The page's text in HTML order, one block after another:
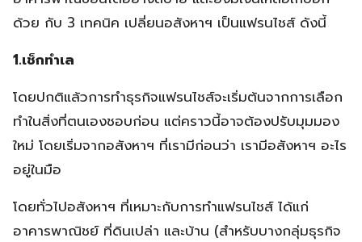
ด้วย กับ 3 เทคนิค เปลี่ยนอสังหาฯ เป็นแฟรนไชส์ ดังนี้
1.เช็กทำเล
โดยปกติแล้วการทำธุรกิจแฟรนไชส์จะเริ่มต้นจากการเลือก
ทำในสิ่งที่ตนเองชอบก่อน แต่คราวนี้อาจต้องปรับมุมมอง
ใหม่ โดยเริ่มจากอสังหาฯ ที่เรามีก่อนว่า เรามีอสังหาฯ อะไร
อยู่ในมือ
โดยทั่วไปอสังหาฯ ที่เหมาะกับการทำแฟรนไชส์ ได้แก่
อาคารพาณิชย์ ที่ดินเปล่า และบ้าน (สำหรับบางกลุ่มธุรกิจ